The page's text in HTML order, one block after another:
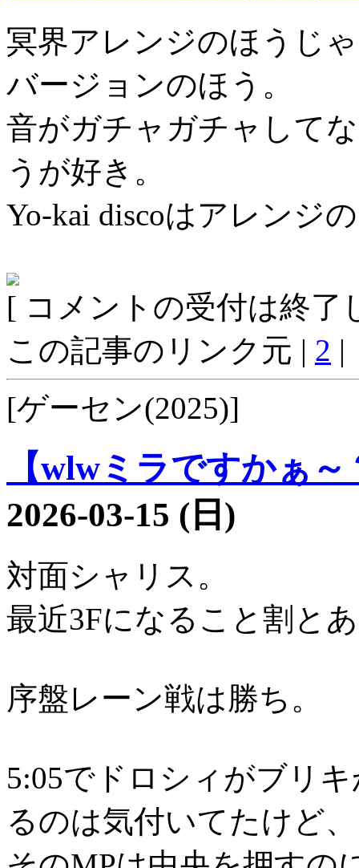
冥界アレンジのほうじ
バージョンのほう。
音がガチャガチャして
うが好き。
Yo-kai discoはアレンジ
[ コメントの受付は終了
この記事のリンク元 | 2 |
[ゲーセン(2025)]
【wlwミラですかぁ
2026-03-15 (日)
対面シャリス。
最近3Fになること割と
序盤レーン戦は勝ち。
5:05でドロシィがブリ
るのは気付いてたけど、